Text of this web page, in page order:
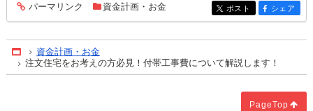
entry543
パーマリンク 資金計画・お金 entry543
ポスト entry543
シェア
Home
資金計画・お金
注文住宅をお考えの方必見！付帯工事費について解説します！
PageTop